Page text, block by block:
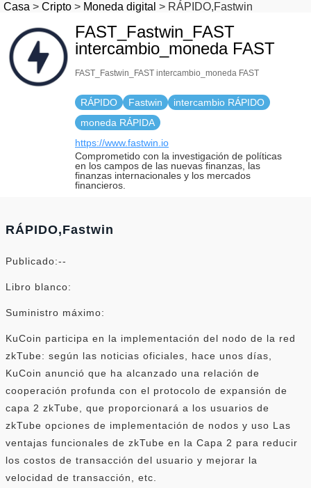
Casa > Cripto > Moneda digital > RÁPIDO,Fastwin
FAST_Fastwin_FAST
intercambio_moneda FAST
FAST_Fastwin_FAST intercambio_moneda FAST
RÁPIDO Fastwin
intercambio RÁPIDO
moneda RÁPIDA
https://www.fastwin.io
Comprometido con la investigación de políticas
en los campos de las nuevas finanzas, las
finanzas internacionales y los mercados
financieros.
RÁPIDO,Fastwin
Publicado:--
Libro blanco:
Suministro máximo:
KuCoin participa en la implementación del nodo de la red
zkTube: según las noticias oficiales, hace unos días,
KuCoin anunció que ha alcanzado una relación de
cooperación profunda con el protocolo de expansión de
capa 2 zkTube, que proporcionará a los usuarios de
zkTube opciones de implementación de nodos y uso Las
ventajas funcionales de zkTube en la Capa 2 para reducir
los costos de transacción del usuario y mejorar la
velocidad de transacción, etc.